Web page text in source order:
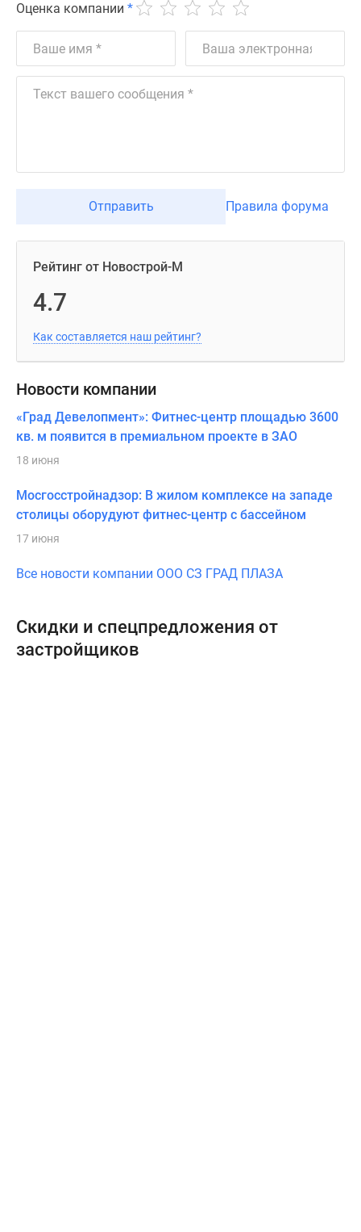
Оценка компании *
Отправить Правила форума
Рейтинг от Новострой-М
4.7
Как составляется наш рейтинг?
Новости компании
«Град Девелопмент»: Фитнес-центр площадью 3600
кв. м появится в премиальном проекте в ЗАО
18 июня
Мосгосстройнадзор: В жилом комплексе на западе
столицы оборудуют фитнес-центр с бассейном
17 июня
Все новости компании ООО СЗ ГРАД ПЛАЗА
Скидки и спецпредложения от
застройщиков